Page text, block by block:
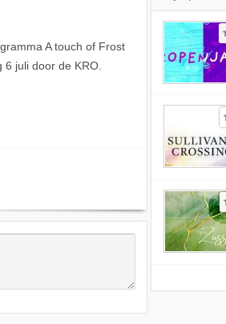
A touch of Frost
juli door de KRO.